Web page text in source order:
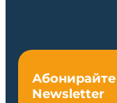
Абонирайте
Newsletter